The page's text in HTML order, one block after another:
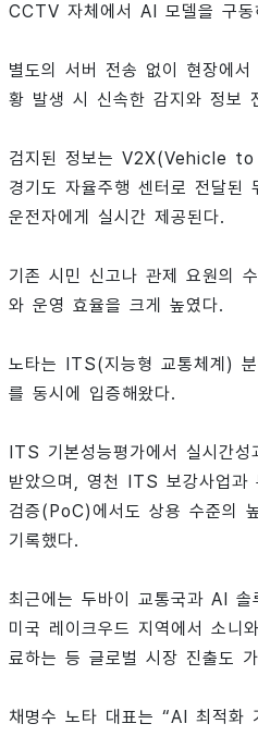
CCTV 자체에서 AI 모델을 구동
별도의 서버 전송 없이 현장에
황 발생 시 신속한 감지와 정보
검지된 정보는 V2X(Vehicle
경기도 자율주행 센터로 전달된
운전자에게 실시간 제공된다.
기존 시민 신고나 관제 요원의
와 운영 효율을 크게 높였다.
노타는 ITS(지능형 교통체계)
를 동시에 입증해왔다.
ITS 기본성능평가에서 실시간
받았으며, 영천 ITS 보강사업과
검증(PoC)에서도 상용 수준의
기록했다.
최근에는 두바이 교통국과 AI
미국 레이크우드 지역에서 소니
료하는 등 글로벌 시장 진출도
채명수 노타 대표는 “AI 최적화